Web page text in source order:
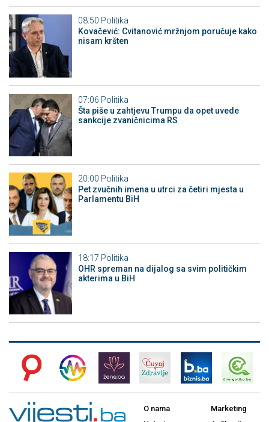
08:50 Politika
Kovačević: Cvitanović mržnjom poručuje kako
nisam kršten
07:06 Politika
Šta piše u zahtjevu Trumpu da opet uvede
sankcije zvaničnicima RS
20:00 Politika
Pet zvučnih imena u utrci za četiri mjesta u
Parlamentu BiH
18:17 Politika
OHR spreman na dijalog sa svim političkim
akterima u BiH
O nama
Marketing